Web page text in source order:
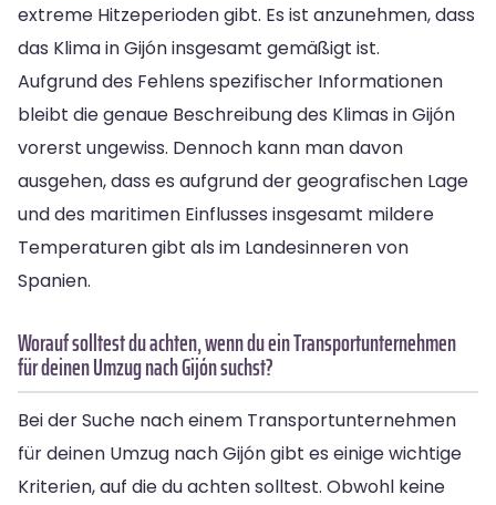
extreme Hitzeperioden gibt. Es ist anzunehmen, dass
das Klima in Gijón insgesamt gemäßigt ist.
Aufgrund des Fehlens spezifischer Informationen
bleibt die genaue Beschreibung des Klimas in Gijón
vorerst ungewiss. Dennoch kann man davon
ausgehen, dass es aufgrund der geografischen Lage
und des maritimen Einflusses insgesamt mildere
Temperaturen gibt als im Landesinneren von
Spanien.
Worauf solltest du achten, wenn du ein Transportunternehmen
für deinen Umzug nach Gijón suchst?
Bei der Suche nach einem Transportunternehmen
für deinen Umzug nach Gijón gibt es einige wichtige
Kriterien, auf die du achten solltest. Obwohl keine